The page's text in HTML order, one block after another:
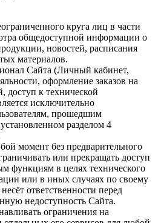
круга лиц в части
общедоступной информации о
новостей, расписания
материалов.
Сайта (Личный кабинет,
оформление заказов на
доступ к технической
исключительно
прошедшим
разделом 4
момент без предварительного
или прекращать доступ
функциям в целях технического
или в иных случаях по своему
ответственности перед
недоступность Сайта.
ограничения на